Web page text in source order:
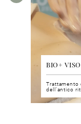
BIO+ VISO
Trattamento
dell’antico